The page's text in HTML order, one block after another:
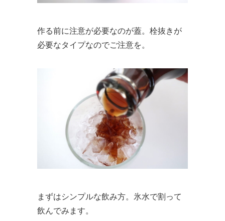
作る前に注意が必要なのが蓋。栓抜きが
必要なタイプなのでご注意を。
まずはシンプルな飲み方。氷水で割って
飲んでみます。